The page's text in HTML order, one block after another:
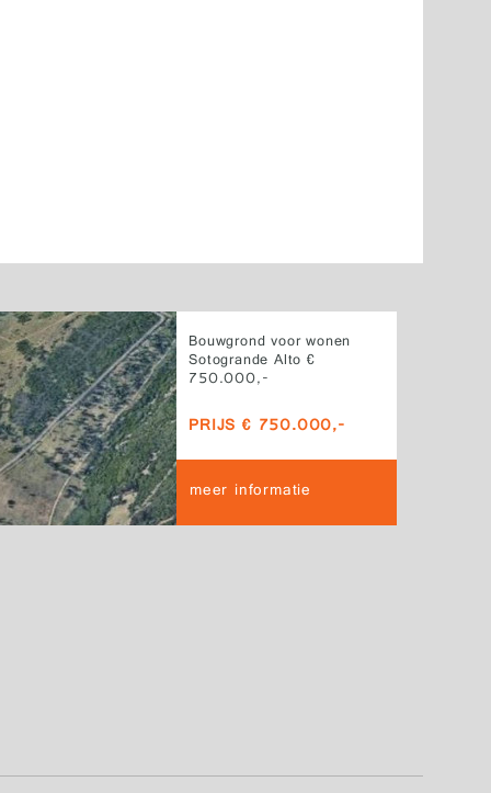
Bouwgrond voor wonen
Sotogrande Alto €
750.000,-
PRIJS € 750.000,-
meer informatie